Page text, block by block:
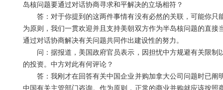
岛核问题要通过对话协商寻求和平解决的立场相符？
答：对于你提到的这两件事情有没有必然的关联，可能你只
为原则，我们一贯欢迎并且支持美朝双方作为半岛核问题的直
通过对话协商解决有关问题共同作出建设性的努力。
问：据报道，美国政府官员表示，因担忧中方规避有关限制
的投资。中方对此有何评论？
答：我刚才在回答有关中国企业并购加拿大公司问题时已阐
中国有关主管部门咨询。作为原则，正常的商业并购就应该按